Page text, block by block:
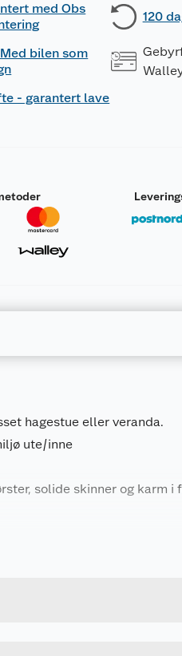
med Obs
120
bilen som
- garantert lave
hagestue eller veranda.
ute/inne
solide skinner og karm i